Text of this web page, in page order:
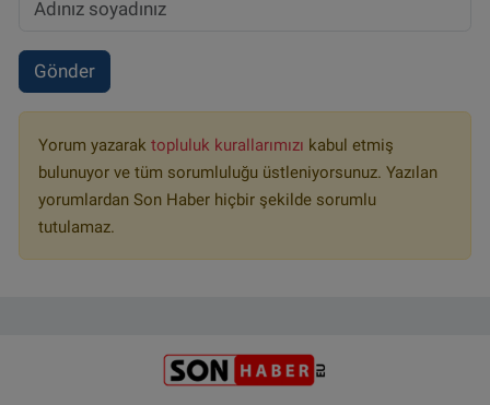
Gönder
Yorum yazarak topluluk kurallarımızı kabul etmiş
bulunuyor ve tüm sorumluluğu üstleniyorsunuz. Yazılan
yorumlardan Son Haber hiçbir şekilde sorumlu
tutulamaz.